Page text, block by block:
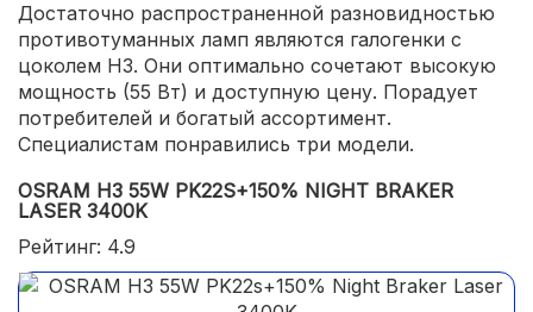
Достаточно распространенной разновидностью
противотуманных ламп являются галогенки с
цоколем H3. Они оптимально сочетают высокую
мощность (55 Вт) и доступную цену. Порадует
потребителей и богатый ассортимент.
Специалистам понравились три модели.
OSRAM H3 55W PK22S+150% NIGHT BRAKER
LASER 3400K
Рейтинг: 4.9